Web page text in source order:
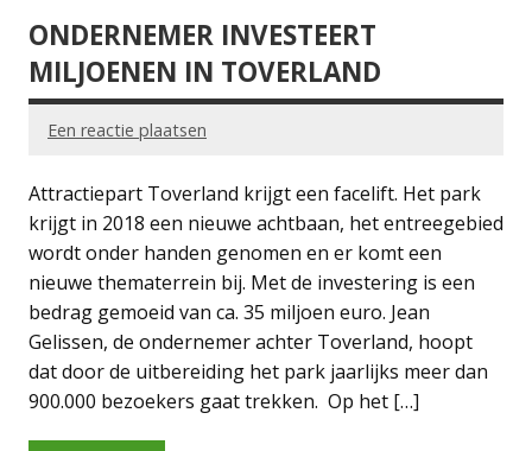
ONDERNEMER INVESTEERT
MILJOENEN IN TOVERLAND
Een reactie plaatsen
Attractiepart Toverland krijgt een facelift. Het park
krijgt in 2018 een nieuwe achtbaan, het entreegebied
wordt onder handen genomen en er komt een
nieuwe thematerrein bij. Met de investering is een
bedrag gemoeid van ca. 35 miljoen euro. Jean
Gelissen, de ondernemer achter Toverland, hoopt
dat door de uitbereiding het park jaarlijks meer dan
900.000 bezoekers gaat trekken. Op het […]